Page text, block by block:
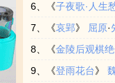
矣！”言讫不见。子灿
持，而腰多白金。吾
皆不足用。吾去矣！”
所。”宋将军欣然曰：
通舟车。士马发燕赵
此愿，死与蝼蚁殊。
我意，但愿海波平。
6、《子夜歌·人生
上？长记秋晴望。往
7、《哀郢》 屈原·
流亡。出国门而轸怀
兮，涕淫淫其若霰。
8、《金陵后观棋
朝。
9、《登雨花台》